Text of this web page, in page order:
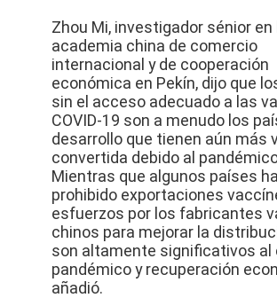
Zhou Mi, investigador sénior en
academia china de comercio
internacional y de cooperación
económica en Pekín, dijo que
sin el acceso adecuado a las
COVID-19 son a menudo los
desarrollo que tienen aún más
convertida debido al
Mientras que algunos países
prohibido exportaciones
esfuerzos por los fabricantes
chinos para mejorar la
son altamente significativos al
pandémico y recuperación
añadió.